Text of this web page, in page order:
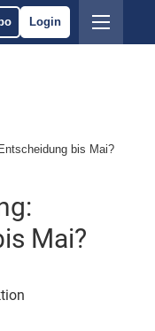
Login
bis Mai?
Mai?